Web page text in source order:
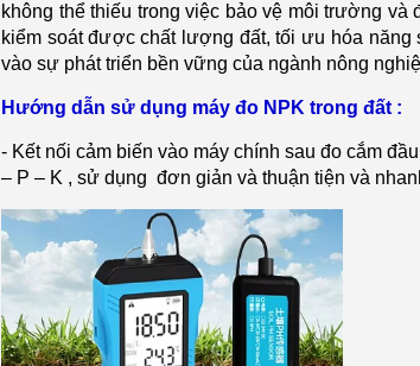
không thể thiếu trong việc bảo vệ môi trường và
kiểm soát được chất lượng đất, tối ưu hóa năng
vào sự phát triển bền vững của ngành nông nghi
Hướng dẫn sử dụng máy đo NPK trong đất :
- Kết nối cảm biến vào máy chính sau đo cắm đầu
– P – K , sử dụng đơn giản và thuận tiện và